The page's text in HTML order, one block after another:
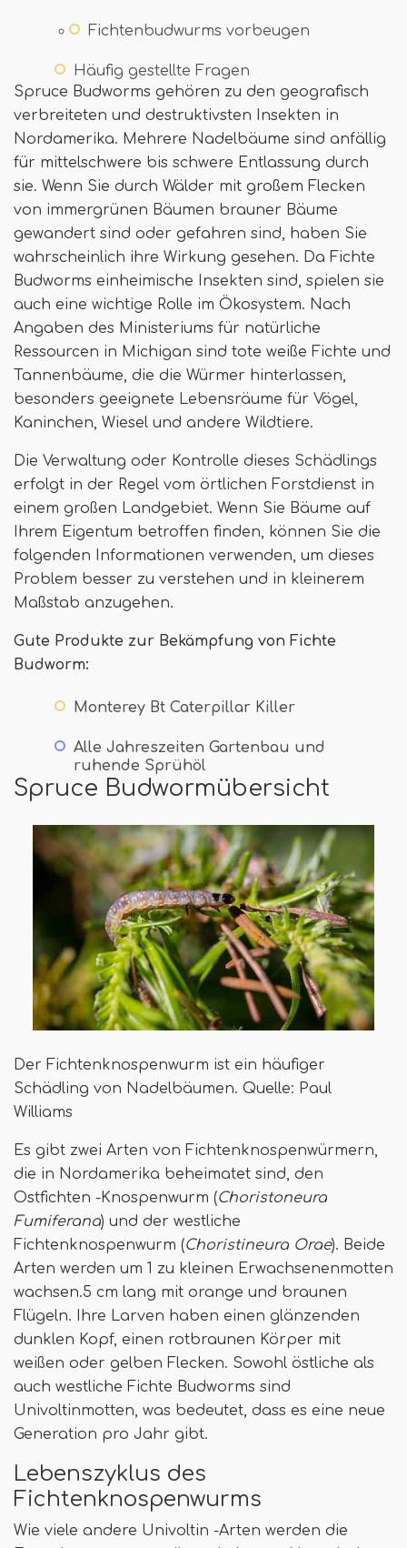
Fichtenbudwurms vorbeugen
Häufig gestellte Fragen
Spruce Budworms gehören zu den geografisch
verbreiteten und destruktivsten Insekten in
Nordamerika. Mehrere Nadelbäume sind anfällig
für mittelschwere bis schwere Entlassung durch
sie. Wenn Sie durch Wälder mit großem Flecken
von immergrünen Bäumen brauner Bäume
gewandert sind oder gefahren sind, haben Sie
wahrscheinlich ihre Wirkung gesehen. Da Fichte
Budworms einheimische Insekten sind, spielen sie
auch eine wichtige Rolle im Ökosystem. Nach
Angaben des Ministeriums für natürliche
Ressourcen in Michigan sind tote weiße Fichte und
Tannenbäume, die die Würmer hinterlassen,
besonders geeignete Lebensräume für Vögel,
Kaninchen, Wiesel und andere Wildtiere.
Die Verwaltung oder Kontrolle dieses Schädlings
erfolgt in der Regel vom örtlichen Forstdienst in
einem großen Landgebiet. Wenn Sie Bäume auf
Ihrem Eigentum betroffen finden, können Sie die
folgenden Informationen verwenden, um dieses
Problem besser zu verstehen und in kleinerem
Maßstab anzugehen.
Gute Produkte zur Bekämpfung von Fichte
Budworm:
Monterey Bt Caterpillar Killer
Alle Jahreszeiten Gartenbau und
ruhende Sprühöl
Spruce Budwormübersicht
Der Fichtenknospenwurm ist ein häufiger
Schädling von Nadelbäumen. Quelle: Paul
Williams
Es gibt zwei Arten von Fichtenknospenwürmern,
die in Nordamerika beheimatet sind, den
Ostfichten -Knospenwurm (Choristoneura
Fumiferana) und der westliche
Fichtenknospenwurm (Choristineura Orae). Beide
Arten werden um 1 zu kleinen Erwachsenenmotten
wachsen.5 cm lang mit orange und braunen
Flügeln. Ihre Larven haben einen glänzenden
dunklen Kopf, einen rotbraunen Körper mit
weißen oder gelben Flecken. Sowohl östliche als
auch westliche Fichte Budworms sind
Univoltinmotten, was bedeutet, dass es eine neue
Generation pro Jahr gibt.
Lebenszyklus des
Fichtenknospenwurms
Wie viele andere Univoltin -Arten werden die